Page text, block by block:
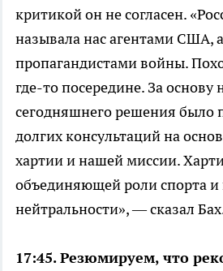
критикой он не согласен.
называла нас агентами США,
пропагандистами войны.
где-то посередине. За основу
сегодняшнего решения было
долгих консультаций на
хартии и нашей миссии.
объединяющей роли спорта и
нейтральности», — сказал
17:45. Резюмируем, что